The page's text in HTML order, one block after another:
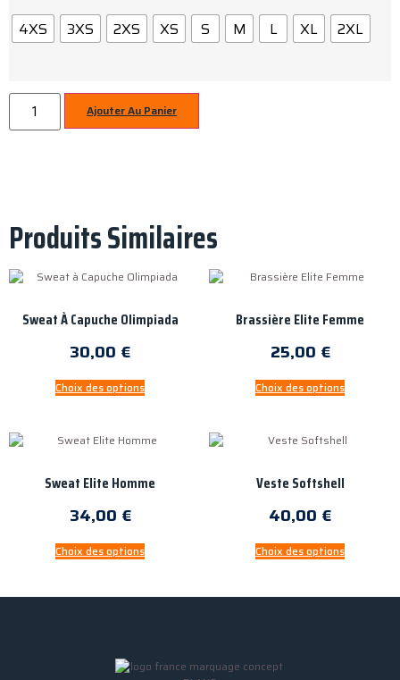
4XS 3XS 2XS XS S M L XL 2XL
Ajouter Au Panier
Produits Similaires
Sweat À Capuche Olimpiada
30,00 €
Choix des options
Brassière Elite Femme
25,00 €
Choix des options
Sweat Elite Homme
34,00 €
Choix des options
Veste Softshell
40,00 €
Choix des options